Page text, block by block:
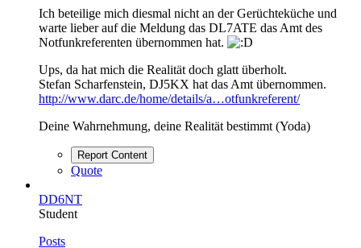
Ich beteilige mich diesmal nicht an der Gerüchteküche und
warte lieber auf die Meldung das DL7ATE das Amt des
Notfunkreferenten übernommen hat.
Ups, da hat mich die Realität doch glatt überholt.
Stefan Scharfenstein, DJ5KX hat das Amt übernommen.
http://www.darc.de/home/details/a…otfunkreferent/
Deine Wahrnehmung, deine Realität bestimmt (Yoda)
Report Content
Quote
DD6NT
Student
Posts